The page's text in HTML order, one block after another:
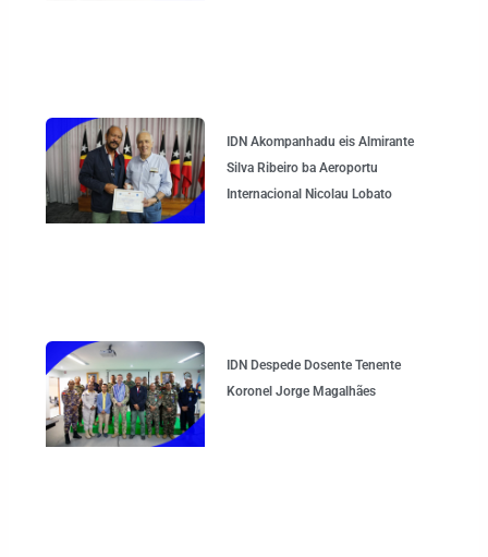
IDN Akompanhadu eis Almirante
Silva Ribeiro ba Aeroportu
Internacional Nicolau Lobato
IDN Despede Dosente Tenente
Koronel Jorge Magalhães